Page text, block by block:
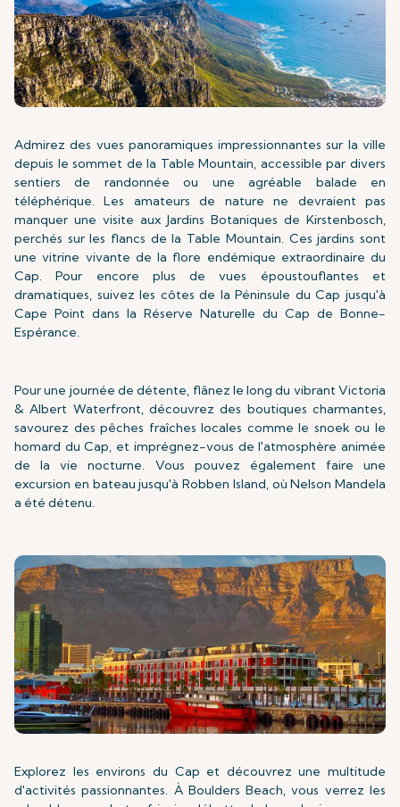
Admirez des vues panoramiques impressionnantes sur la ville
depuis le sommet de la Table Mountain, accessible par divers
sentiers de randonnée ou une agréable balade en
téléphérique. Les amateurs de nature ne devraient pas
manquer une visite aux Jardins Botaniques de Kirstenbosch,
perchés sur les flancs de la Table Mountain. Ces jardins sont
une vitrine vivante de la flore endémique extraordinaire du
Cap. Pour encore plus de vues époustouflantes et
dramatiques, suivez les côtes de la Péninsule du Cap jusqu'à
Cape Point dans la Réserve Naturelle du Cap de Bonne-
Espérance.
Pour une journée de détente, flânez le long du vibrant Victoria
& Albert Waterfront, découvrez des boutiques charmantes,
savourez des pêches fraîches locales comme le snoek ou le
homard du Cap, et imprégnez-vous de l'atmosphère animée
de la vie nocturne. Vous pouvez également faire une
excursion en bateau jusqu'à Robben Island, où Nelson Mandela
a été détenu.
Explorez les environs du Cap et découvrez une multitude
d'activités passionnantes. À Boulders Beach, vous verrez les